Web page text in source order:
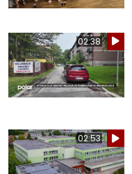
02:38
02:53